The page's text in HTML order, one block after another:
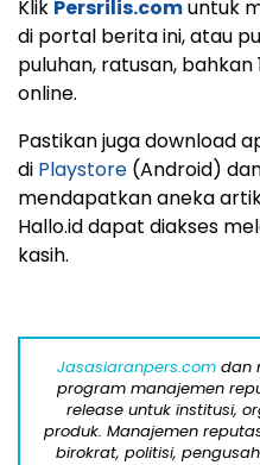
Klik Persrilis.comuntuk
di portal berita ini, atau
puluhan, ratusan, bahkan
online.
Pastikan juga download
di Playstore (Android)
mendapatkan aneka
Hallo.id dapat diakses
kasih.
Jasasiaranpers.com dan
program manajemen
release untuk institusi,
produk. Manajemen
birokrat, politisi,